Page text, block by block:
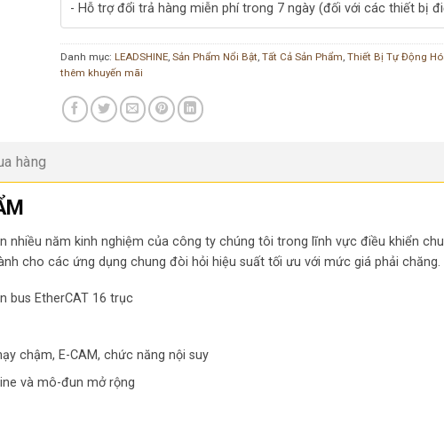
- Hỗ trợ đổi trả hàng miễn phí trong 7 ngày (đối với các thiết bị
Danh mục:LEADSHINE,Sản Phẩm Nổi Bật,Tất Cả Sản Phẩm,Thiết Bị Tự Động
thêm khuyến mãi
hàng
nhiều năm kinh nghiệm của công ty chúng tôi trong lĩnh vực điều khiển
cho các ứng dụng chung đòi hỏi hiệu suất tối ưu với mức giá phải chăng.
bus EtherCAT 16 trục
chậm, E-CAM, chức năng nội suy
và mô-đun mở rộng